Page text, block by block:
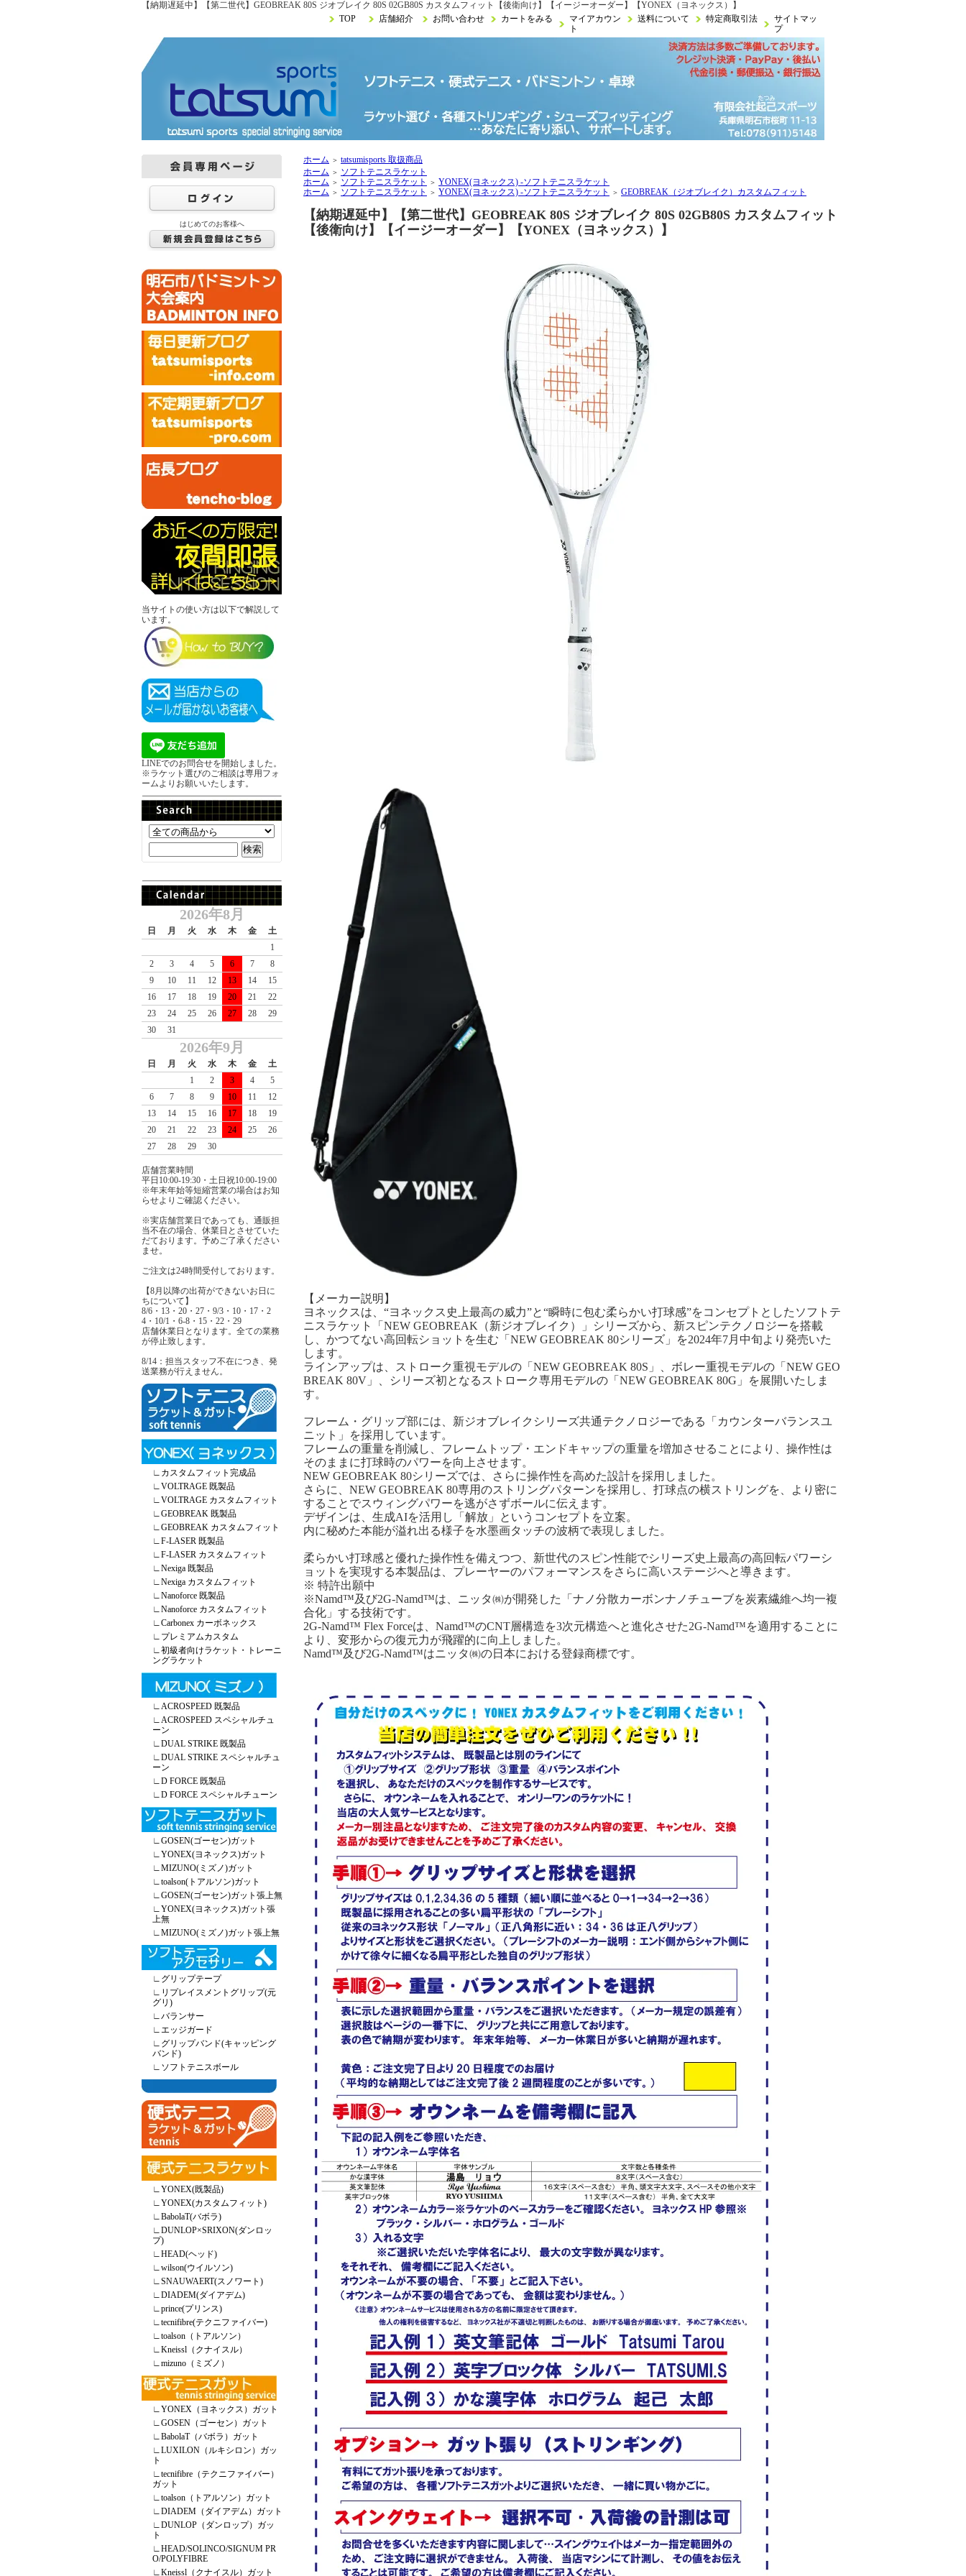
【納期遅延中】【第二世代】GEOBREAK 80S ジオブレイク 80S 02GB80S カスタムフィット【後衛向け】【イージーオーダー】【YONEX（ヨネックス）】
TOP
店舗紹介 お問い合わせ カートをみる
マイアカウン
ト
送料について 特定商取引法
サイトマッ
プ
はじめてのお客様へ
当サイトの使い方は以下で解説して
います。
LINEでのお問合せを開始しました。
※ラケット選びのご相談は専用フォ
ームよりお願いいたします。
2026年8月
日 月 火 水 木 金
土
1
2
3 4 5 6 7
8
9
10 11 12 13 14
15
16
17 18 19 20 21
22
23
24 25 26 27 28
29
30
31
2026年9月
日 月 火 水 木 金
土
1
2 3 4
5
6
7 8 9 10 11
12
13
14 15 16 17 18
19
20
21 22 23 24 25
26
27
28 29 30
店舗営業時間
平日10:00-19:30・土日祝10:00-19:00
※年末年始等短縮営業の場合はお知
らせよりご確認ください。
※実店舗営業日であっても、通販担
当不在の場合、休業日とさせていた
だております。予めご了承ください
ませ。
ご注文は24時間受付しております。
【8月以降の出荷ができないお日に
ちについて】
8/6・13・20・27・9/3・10・17・2
4・10/1・6-8・15・22・29
店舗休業日となります。全ての業務
が停止致します。
8/14：担当スタッフ不在につき、発
送業務が行えません。
∟ カスタムフィット完成品
∟VOLTRAGE 既製品
∟VOLTRAGE カスタムフィット
∟GEOBREAK 既製品
∟GEOBREAK カスタムフィット
∟F-LASER 既製品
∟F-LASER カスタムフィット
∟Nexiga 既製品
∟Nexiga カスタムフィット
∟Nanoforce 既製品
∟Nanoforce カスタムフィット
∟Carbonex カーボネックス
∟ プレミアムカスタム
∟初級者向けラケット・トレーニ
ングラケット
∟ACROSPEED 既製品
∟ACROSPEED スペシャルチュ
ーン
∟DUAL STRIKE 既製品
∟DUAL STRIKE スペシャルチュ
ーン
∟D FORCE 既製品
∟D FORCE スペシャルチューン
∟GOSEN(ゴーセン)ガット
∟YONEX(ヨネックス)ガット
∟MIZUNO(ミズノ)ガット
∟toalson(トアルソン)ガット
∟GOSEN(ゴーセン)ガット張上無
∟YONEX(ヨネックス)ガット張
上無
∟MIZUNO(ミズノ)ガット張上無
∟ グリップテープ
∟ リプレイスメントグリップ(元
グリ)
∟バランサー
∟エッジガード
∟ グリップバンド(キャッピング
バンド)
∟ ソフトテニスボール
∟YONEX(既製品)
∟YONEX(カスタムフィット)
∟BabolaT(バボラ)
∟DUNLOP×SRIXON(ダンロッ
プ)
∟HEAD(ヘッド)
∟wilson(ウイルソン)
∟SNAUWAERT(スノワート)
∟DIADEM(ダイアデム)
∟prince(プリンス)
∟tecnifibre(テクニファイバー)
∟toalson（トアルソン）
∟Kneissl（クナイスル）
∟mizuno（ミズノ）
∟YONEX（ヨネックス）ガット
∟GOSEN（ゴーセン）ガット
∟BabolaT（バボラ）ガット
∟LUXILON（ルキシロン）ガッ
ト
∟tecnifibre（テクニファイバー）
ガット
∟toalson（トアルソン）ガット
∟DIADEM（ダイアデム）ガット
∟DUNLOP（ダンロップ）ガッ
ト
∟HEAD/SOLINCO/SIGNUM PR
O/POLYFIBRE
∟Kneissl（クナイスル）ガット
ホーム ＞ tatsumisports 取扱商品
ホーム ＞ ソフトテニスラケット
ホーム ＞ ソフトテニスラケット ＞ YONEX(ヨネックス) -ソフトテニスラケット
ホーム ＞ ソフトテニスラケット ＞ YONEX(ヨネックス) -ソフトテニスラケット ＞ GEOBREAK（ジオブレイク）カスタムフィット
【納期遅延中】【第二世代】GEOBREAK 80S ジオブレイク 80S 02GB80S カスタムフィット
【後衛向け】【イージーオーダー】【YONEX（ヨネックス）】
【メーカー説明】
ヨネックスは、“ヨネックス史上最高の威力”と“瞬時に包む柔らかい打球感”をコンセプトとしたソフトテ
ニスラケット「NEW GEOBREAK（新ジオブレイク）」シリーズから、新スピンテクノロジーを搭載
し、かつてない高回転ショットを生む「NEW GEOBREAK 80シリーズ」を2024年7月中旬より発売いた
します。
ラインアップは、ストローク重視モデルの「NEW GEOBREAK 80S」、ボレー重視モデルの「NEW GEO
BREAK 80V」、シリーズ初となるストローク専用モデルの「NEW GEOBREAK 80G」を展開いたしま
す。
フレーム・グリップ部には、新ジオブレイクシリーズ共通テクノロジーである「カウンターバランスユ
ニット」を採用しています。
フレームの重量を削減し、フレームトップ・エンドキャップの重量を増加させることにより、操作性は
そのままに打球時のパワーを向上させます。
NEW GEOBREAK 80シリーズでは、さらに操作性を高めた設計を採用しました。
さらに、NEW GEOBREAK 80専用のストリングパターンを採用し、打球点の横ストリングを、より密に
することでスウィングパワーを逃がさずボールに伝えます。
デザインは、生成AIを活用し「解放」というコンセプトを立案。
内に秘めた本能が溢れ出る様子を水墨画タッチの波柄で表現しました。
柔らかい打球感と優れた操作性を備えつつ、新世代のスピン性能でシリーズ史上最高の高回転パワーシ
ョットを実現する本製品は、プレーヤーのパフォーマンスをさらに高いステージへと導きます。
※ 特許出願中
※Namd™及び2G-Namd™は、ニッタ㈱が開発した「ナノ分散カーボンナノチューブを炭素繊維へ均一複
合化」する技術です。
2G-Namd™ Flex Forceは、Namd™のCNT層構造を3次元構造へと進化させた2G-Namd™を適用することに
より、変形からの復元力が飛躍的に向上しました。
Namd™及び2G-Namd™はニッタ㈱の日本における登録商標です。